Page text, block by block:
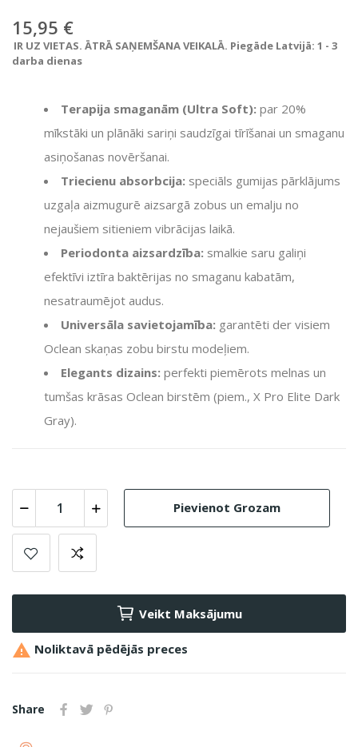
15,95 €
IR UZ VIETAS. ĀTRĀ SAŅEMŠANA VEIKALĀ. Piegāde Latvijā: 1 - 3
darba dienas
Terapija smaganām (Ultra Soft): par 20%
mīkstāki un plānāki sariņi saudzīgai tīrīšanai un smaganu
asiņošanas novēršanai.
Triecienu absorbcija: speciāls gumijas pārklājums
uzgaļa aizmugurē aizsargā zobus un emalju no
nejaušiem sitieniem vibrācijas laikā.
Periodonta aizsardzība: smalkie saru galiņi
efektīvi iztīra baktērijas no smaganu kabatām,
nesatraumējot audus.
Universāla savietojamība: garantēti der visiem
Oclean skaņas zobu birstu modeļiem.
Elegants dizains: perfekti piemērots melnas un
tumšas krāsas Oclean birstēm (piem., X Pro Elite Dark
Gray).
Pievienot Grozam
Veikt Maksājumu
 Noliktavā pēdējās preces
Share